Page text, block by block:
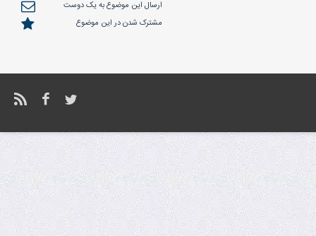
ارسال این موضوع به یک دوست
مشترک شدن در این موضوع